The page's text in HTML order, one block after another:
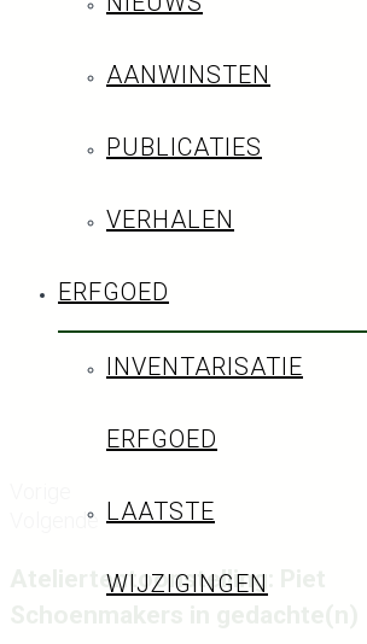
AANWINSTEN
PUBLICATIES
VERHALEN
ERFGOED
INVENTARISATIE
ERFGOED
LAATSTE
WIJZIGINGEN
2023
Volgende
Ateliertentoonstelling: Piet